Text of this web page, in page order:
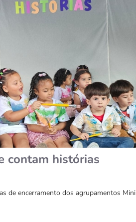
contam histórias
de encerramento dos agrupamentos Mini